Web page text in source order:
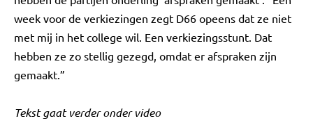
week voor de verkiezingen zegt D66 opeens dat ze niet
met mij in het college wil. Een verkiezingsstunt. Dat
hebben ze zo stellig gezegd, omdat er afspraken zijn
gemaakt.”
Tekst gaat verder onder video